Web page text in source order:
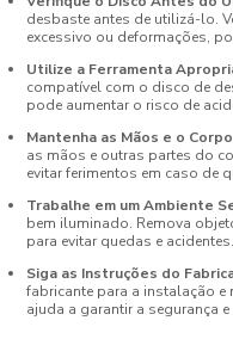
desbaste antes de utilizá-lo.
excessivo ou deformações,
Utilize a Ferramenta
compatível com o disco de
pode aumentar o risco de
Mantenha as Mãos e o
as mãos e outras partes do
evitar ferimentos em caso de
Trabalhe em um Ambiente
bem iluminado. Remova
para evitar quedas e acidentes.
Siga as Instruções do
fabricante para a instalação
ajuda a garantir a segurança